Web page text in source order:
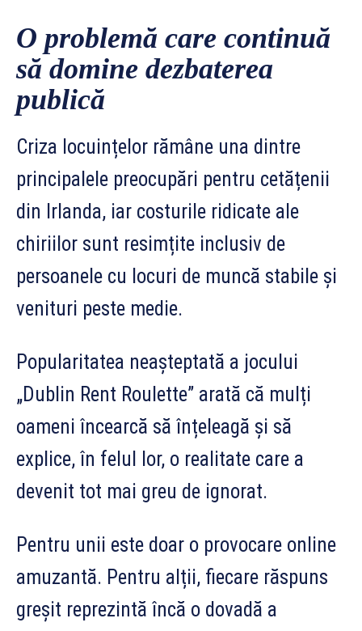
O problemă care continuă
să domine dezbaterea
publică
Criza locuințelor rămâne una dintre
principalele preocupări pentru cetățenii
din Irlanda, iar costurile ridicate ale
chiriilor sunt resimțite inclusiv de
persoanele cu locuri de muncă stabile și
venituri peste medie.
Popularitatea neașteptată a jocului
„Dublin Rent Roulette” arată că mulți
oameni încearcă să înțeleagă și să
explice, în felul lor, o realitate care a
devenit tot mai greu de ignorat.
Pentru unii este doar o provocare online
amuzantă. Pentru alții, fiecare răspuns
greșit reprezintă încă o dovadă a